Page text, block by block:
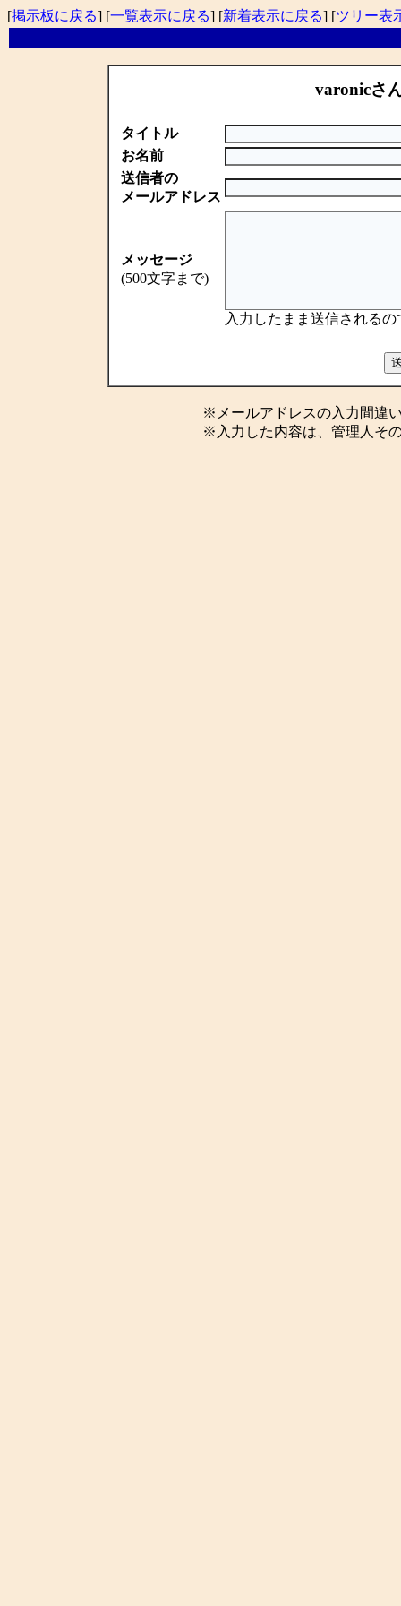
[掲示板に戻る] [一覧表示に戻る] [新着表示に戻る] [ツリー表
varonicさ
タイトル
お名前
送信者の
メールアドレス
メッセージ
(500文字まで)
入力したまま送信される
※メールアドレスの入力間違
※入力した内容は、管理人そ